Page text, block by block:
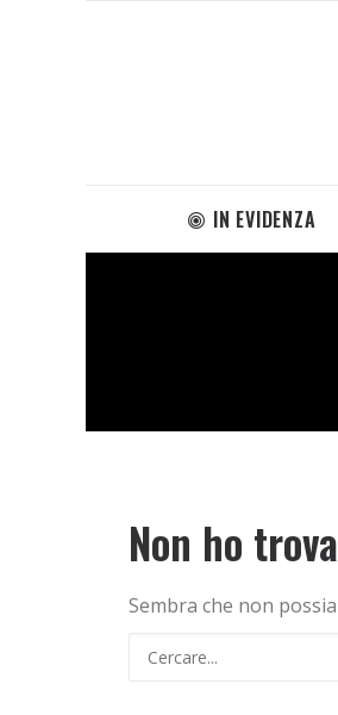
IN EVIDENZA
Non ho
Sembra che non